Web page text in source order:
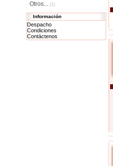
Otros... (1)
Información
Despacho
Condiciones
Contáctenos